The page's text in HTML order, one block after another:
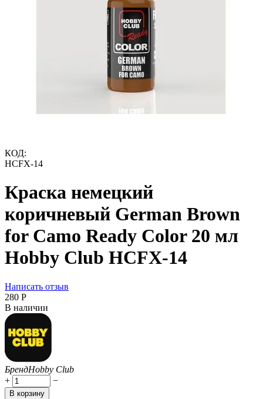
КОД:
HCFX-14
Краска немецкий
коричневый German Brown
for Camo Ready Color 20 мл
Hobby Club HCFX-14
Написать отзыв
‍280‍ Р
В наличии
БрендHobby Club
+
−
В корзину